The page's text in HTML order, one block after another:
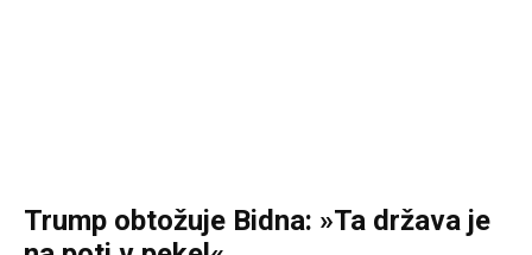
Trump obtožuje Bidna: »Ta država je